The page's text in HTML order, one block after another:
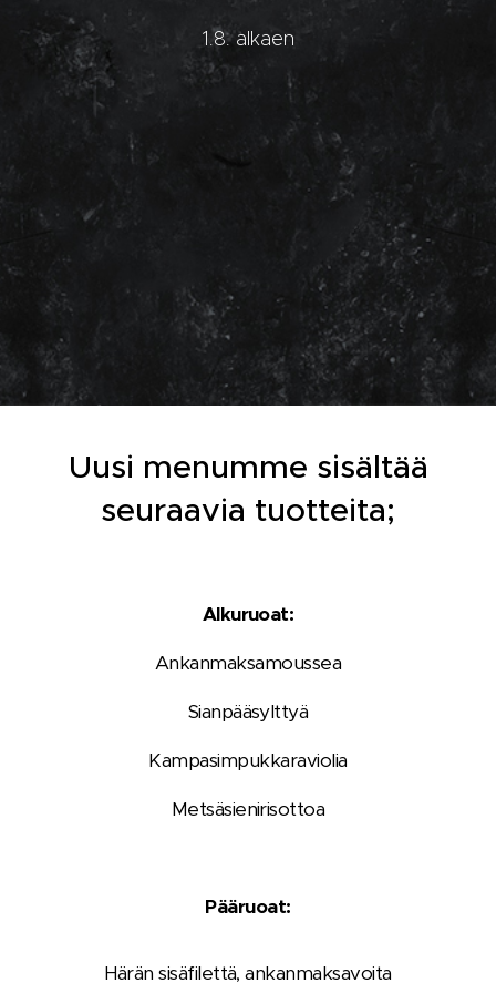
1.8. alkaen
Uusi menumme sisältää
seuraavia tuotteita;
Alkuruoat:
Ankanmaksamoussea
Sianpääsylttyä
Kampasimpukkaraviolia
Metsäsienirisottoa
Pääruoat:
Härän sisäfilettä, ankanmaksavoita